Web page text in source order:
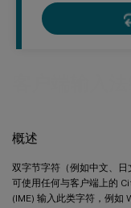
概述
双字节字符（例如中文、日
可使用任何与客户端上的
(IME) 输入此类字符，例如